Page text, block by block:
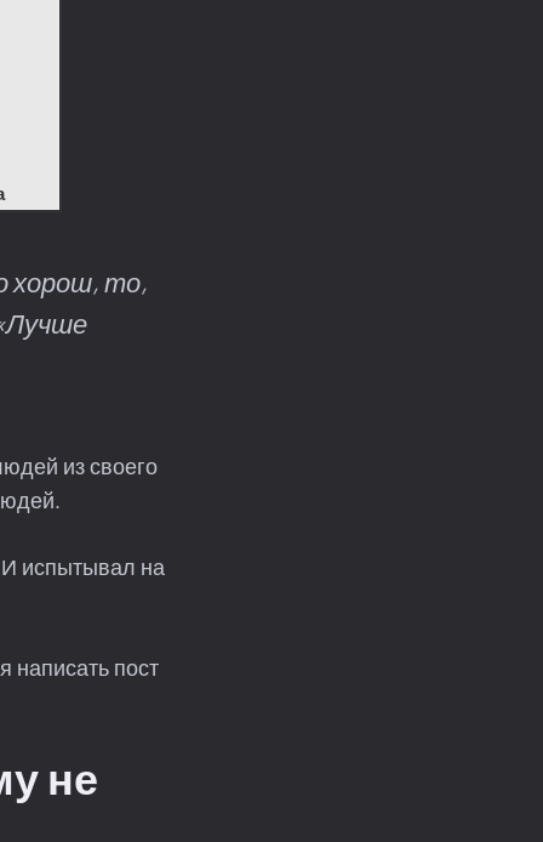
хорош, то,
Лучше
из своего
испытывал на
написать пост
не